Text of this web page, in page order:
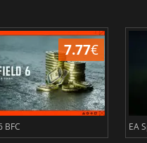
7.77€
BFC EA